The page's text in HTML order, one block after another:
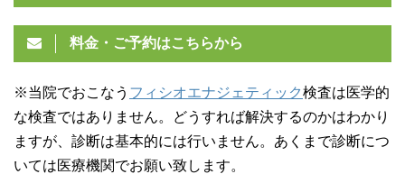
料金・ご予約はこちらから
※当院でおこなう フィシオエナジェティック検査は医学的
な検査ではありません。どうすれば解決するのかはわかり
ますが、診断は基本的には行いません。あくまで診断につ
いては医療機関でお願い致します。